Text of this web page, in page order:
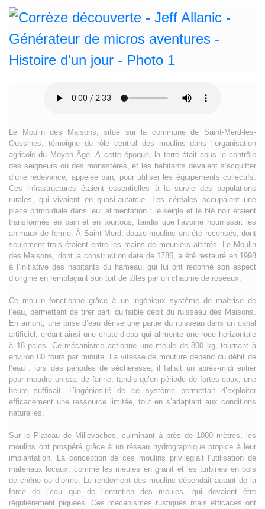
Le Moulin des Maisons, situé sur la commune de Saint-Merd-les-
Oussines, témoigne du rôle central des moulins dans l’organisation
agricole du Moyen Âge. À cette époque, la terre était sous le contrôle
des seigneurs ou des monastères, et les habitants devaient s’acquitter
d’une redevance, appelée ban, pour utiliser les équipements collectifs.
Ces infrastructures étaient essentielles à la survie des populations
rurales, qui vivaient en quasi-autarcie. Les céréales occupaient une
place primordiale dans leur alimentation : le seigle et le blé noir étaient
transformés en pain et en tourtous, tandis que l’avoine nourrissait les
animaux de ferme. À Saint-Merd, douze moulins ont été recensés, dont
seulement trois étaient entre les mains de meuniers attitrés. Le Moulin
des Maisons, dont la construction date de 1786, a été restauré en 1998
à l’initiative des habitants du hameau, qui lui ont redonné son aspect
d’origine en remplaçant son toit de tôles par un chaume de roseaux.
Ce moulin fonctionne grâce à un ingénieux système de maîtrise de
l’eau, permettant de tirer parti du faible débit du ruisseau des Maisons.
En amont, une prise d’eau dérive une partie du ruisseau dans un canal
artificiel, créant ainsi une chute d’eau qui alimente une roue horizontale
à 18 pales. Ce mécanisme actionne une meule de 800 kg, tournant à
environ 60 tours par minute. La vitesse de mouture dépend du débit de
l’eau : lors des périodes de sécheresse, il fallait un après-midi entier
pour moudre un sac de farine, tandis qu’en période de fortes eaux, une
heure suffisait. L’ingéniosité de ce système permettait d’exploiter
efficacement une ressource limitée, tout en s’adaptant aux conditions
naturelles.
Sur le Plateau de Millevaches, culminant à près de 1000 mètres, les
moulins ont prospéré grâce à un réseau hydrographique propice à leur
implantation. La conception de ces moulins privilégiait l’utilisation de
matériaux locaux, comme les meules en granit et les turbines en bois
de chêne ou d’orme. Le rendement des moulins dépendait autant de la
force de l’eau que de l’entretien des meules, qui devaient être
régulièrement piquées. Ces mécanismes rustiques mais efficaces ont